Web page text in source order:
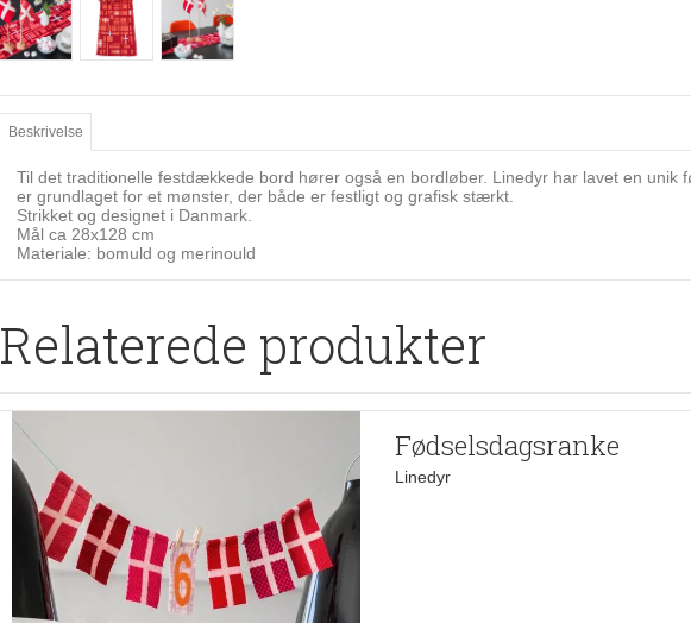
Beskrivelse
Til det traditionelle festdækkede bord hører også en bordløber. Linedyr har lavet en unik
er grundlaget for et mønster, der både er festligt og grafisk stærkt.
Strikket og designet i Danmark.
Mål ca 28x128 cm
Materiale: bomuld og merinould
Relaterede produkter
Fødselsdagsranke
Linedyr